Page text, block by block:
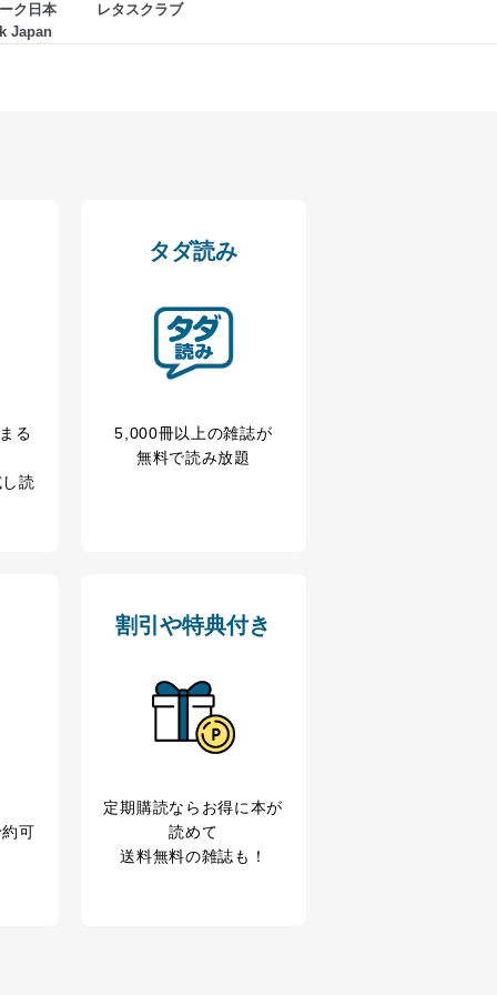
ク日本
Japan
レタスクラブ
る
読
タダ読み
5,000冊以上の雑誌が
無料で読み放題
可
割引や特典付き
定期購読なら お得に本が
読めて
送料無料の雑誌も！